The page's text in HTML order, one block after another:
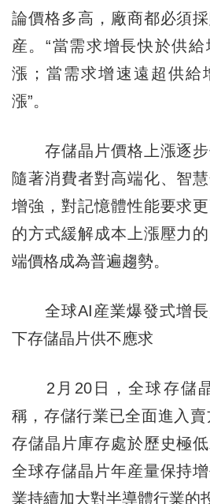
論價格多高，廠商都必須
産。“當需求增長快於供
漲；當需求增速遠超供給
漲”。
存儲晶片價格上漲逐步
隨著消費者對高端化、智
增強，對記憶體性能要求
的方式緩解成本上漲壓力
端價格成為普遍趨勢。
全球AI産業爆發式增長
下存儲晶片供不應求
2月20日，全球存儲晶
稱，存儲行業已全面進入
存儲晶片庫存處於歷史極
全球存儲晶片年産量保持
業持續加大對半導體行業的